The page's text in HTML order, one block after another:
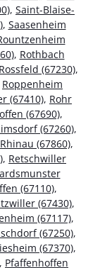
, Saint-Blaise-
, Saasenheim
, Rothbach
Rossfeld (67230),
Roppenheim
(67410), Rohr
(67690),
(67260),
Rhinau (67860),
, Retschwiller
(67110),
(67430),
(67117),
(67250),
(67370),
, Pfaffenhoffen